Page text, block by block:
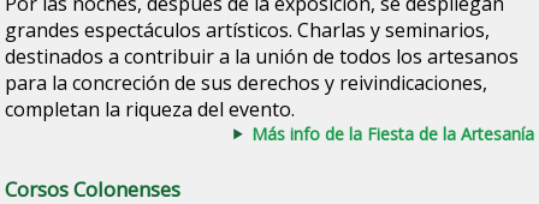
grandes espectáculos artísticos. Charlas y seminarios,
destinados a contribuir a la unión de todos los artesanos
para la concreción de sus derechos y reivindicaciones,
completan la riqueza del evento.
Más info de la Fiesta de la Artesanía
Corsos Colonenses